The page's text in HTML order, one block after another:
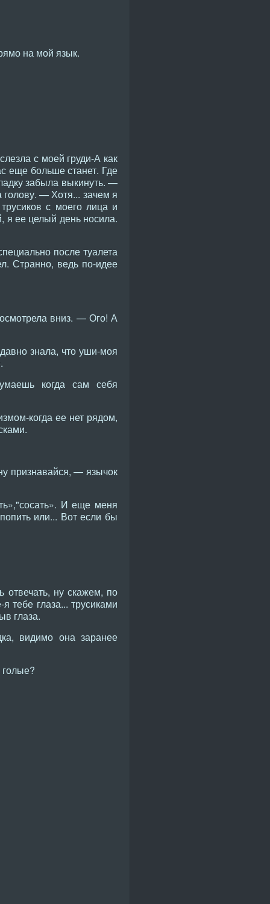
на мой язык.
с моей груди-А как
еще больше станет. Где
забыла выкинуть. —
голову. — Хотя... зачем я
с моего лица и
я ее целый день носила.
после туалета
Странно, ведь по-идее
вниз. — Ого! А
знала, что уши-моя
когда сам себя
когда ее нет рядом,
признавайся, — язычок
И еще меня
или... Вот если бы
ну скажем, по
тебе глаза... трусиками
глаза.
видимо она заранее